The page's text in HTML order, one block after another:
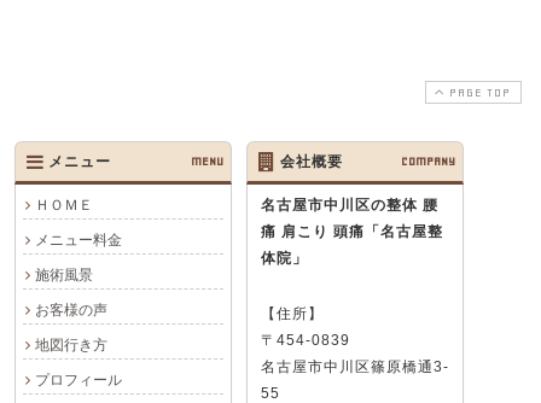
PAGE TOP
メニュー MENU
ＨＯＭＥ
メニュー料金
施術風景
お客様の声
地図行き方
プロフィール
会社概要 COMPANY
名古屋市中川区の整体 腰
痛 肩こり 頭痛 「名古屋整
体院」
【住所】
〒454-0839
名古屋市中川区篠原橋通3-
55